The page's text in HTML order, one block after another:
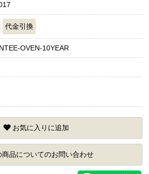
代金引換
OVEN-10YEAR
お気に入りに追加
商品についてのお問い合わせ